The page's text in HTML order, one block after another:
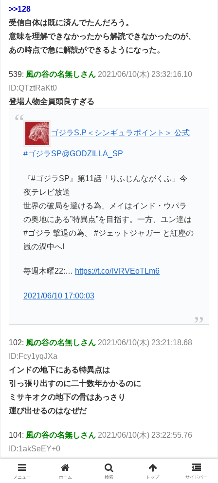
>>128
受信自体は既に済んでたんだろう。
意味を理解できなかったから解読できなかったのが、
あの時点で急に解読ができるようになった。
539: 風の谷の名無しさん 2021/06/10(木) 23:32:16.10
ID:QTztRaKt0
登場人物全員頭良すぎる
ゴジラS.P＜シンギュラポイント＞ 公式
#ゴジラSP@GODZILLA_SP
『#ゴジラSP』第11話「りふじんながくふ」今
夜テレビ放送
世界の破局を避ける為、メイはインド・ウパラ
の奥地にある”特異点”を目指す。一方、ユン達は
#ゴジラ 撃退の為、 #ジェットジャガー と紅塵の
嵐の渦中へ!
毎週木曜22:… https://t.co/lVRVEoTLm6
2021/06/10 17:00:03
102: 風の谷の名無しさん 2021/06/10(木) 23:21:18.68
ID:Fcy1yqJXa
インドの地下にある特異点は
引っ張り出すのに二十数年かかるのに
ミサキオクの地下の骨はあっさり
運び出せるのはなぜだ
104: 風の谷の名無しさん 2021/06/10(木) 23:22:55.76
ID:1akSeEY+0
>>102
ユンが「
特異点は一つ 」って言ってたから
メニュー ホーム 検索 トップ サイドバー